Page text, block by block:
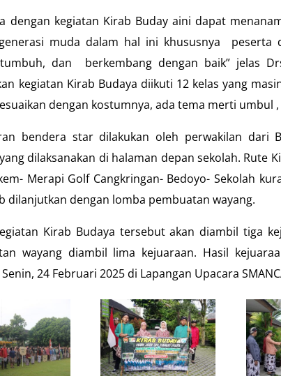
dengan kegiatan Kirab Buday aini dapat
muda dalam hal ini khususnya peserta
dan berkembang dengan baik” jelas
kegiatan Kirab Budaya diikuti 12 kelas yang
dengan kostumnya, ada tema merti umbul
bendera star dilakukan oleh perwakilan dari
dilaksanakan di halaman depan sekolah. Rute
Merapi Golf Cangkringan- Bedoyo- Sekolah
dilanjutkan dengan lomba pembuatan wayang.
Kirab Budaya tersebut akan diambil tiga
wayang diambil lima kejuaraan. Hasil
24 Februari 2025 di Lapangan Upacara